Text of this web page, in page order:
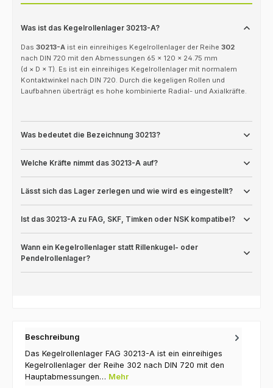
Was ist das Kegelrollenlager 30213-A?
Das 30213-Aist ein einreihiges Kegelrollenlager der Reihe 302
nach DIN 720 mit den Abmessungen 65 × 120 × 24.75 mm
(d × D × T). Es ist ein einreihiges Kegelrollenlager mit normalem
Kontaktwinkel nach DIN 720. Durch die kegeligen Rollen und
Laufbahnen überträgt es hohe kombinierte Radial- und Axialkräfte.
Was bedeutet die Bezeichnung 30213?
Welche Kräfte nimmt das 30213-A auf?
Lässt sich das Lager zerlegen und wie wird es eingestellt?
Ist das 30213-A zu FAG, SKF, Timken oder NSK kompatibel?
Wann ein Kegelrollenlager statt Rillenkugel- oder
Pendelrollenlager?
Beschreibung
Das Kegelrollenlager FAG 30213-A ist ein einreihiges
Kegelrollenlager der Reihe 302 nach DIN 720 mit den
Hauptabmessungen… Mehr